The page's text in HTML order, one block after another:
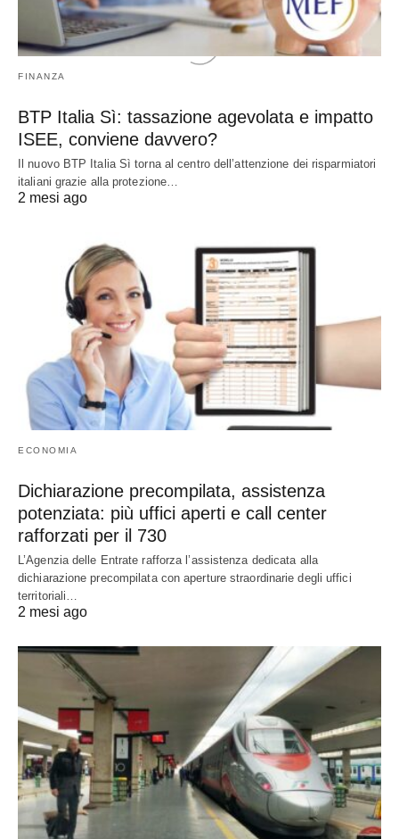
FINANZA
BTP Italia Sì: tassazione agevolata e impatto
ISEE, conviene davvero?
Il nuovo BTP Italia Sì torna al centro dell’attenzione dei risparmiatori
italiani grazie alla protezione…
2 mesi ago
ECONOMIA
Dichiarazione precompilata, assistenza
potenziata: più uffici aperti e call center
rafforzati per il 730
L’Agenzia delle Entrate rafforza l’assistenza dedicata alla
dichiarazione precompilata con aperture straordinarie degli uffici
territoriali…
2 mesi ago